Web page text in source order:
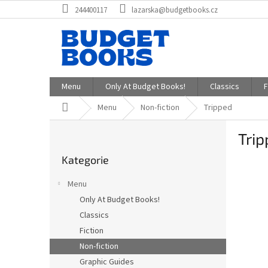
na
244400117 lazarska@budgetbooks.cz
Menu Only At Budget Books! Classics
Domů Menu Non-fiction Tripped
a
kategorie
Kategorie
Menu
Only At Budget Books!
Classics
Fiction
Non-fiction
Graphic Guides